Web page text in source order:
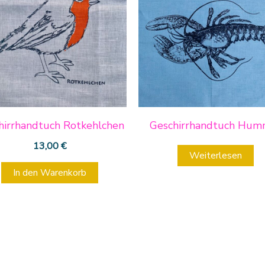
Rotkehlchen
13,00€
In den Warenkorb
Geschirrhandtuch
Weiterlesen